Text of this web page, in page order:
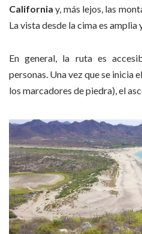
California y, más lejos, las
La vista desde la cima es amplia
En general, la ruta es
personas. Una vez que se inicia
los marcadores de piedra), el